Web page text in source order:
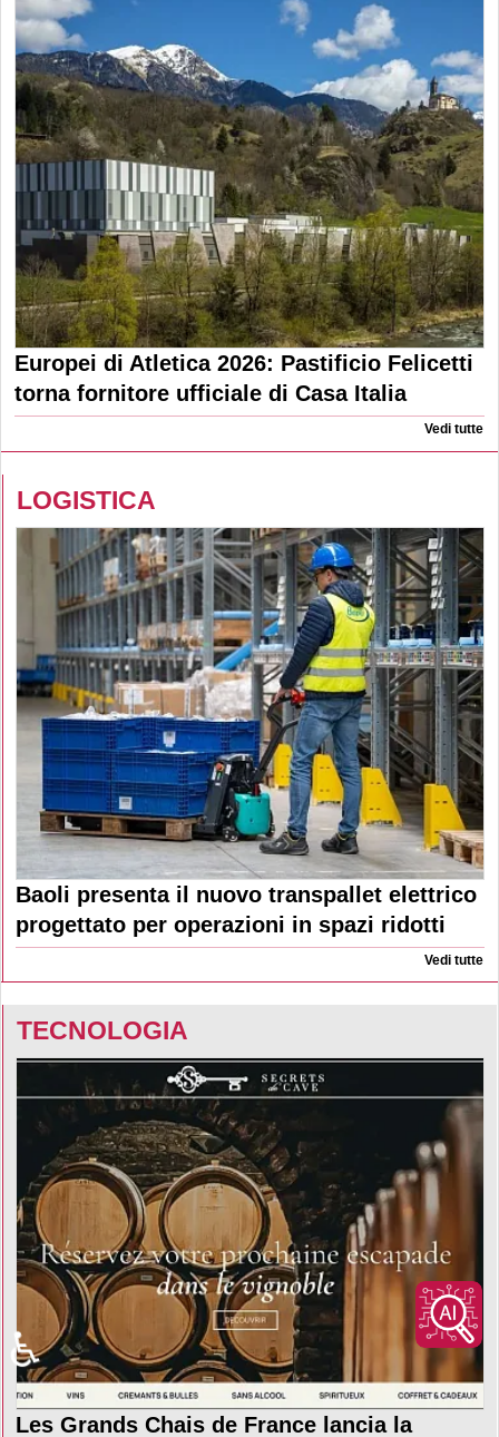
Europei di Atletica 2026: Pastificio Felicetti
torna fornitore ufficiale di Casa Italia
Vedi tutte
LOGISTICA
Baoli presenta il nuovo transpallet elettrico
progettato per operazioni in spazi ridotti
Vedi tutte
TECNOLOGIA
Les Grands Chais de France lancia la